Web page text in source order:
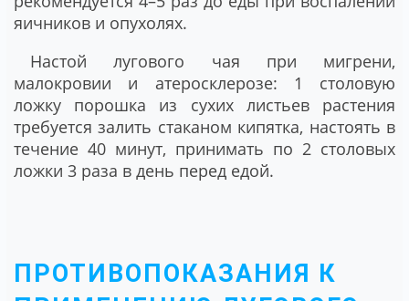
яичников и опухолях.
Настой лугового чая при мигрени,
малокровии и атеросклерозе: 1 столовую
ложку порошка из сухих листьев растения
требуется залить стаканом кипятка, настоять в
течение 40 минут, принимать по 2 столовых
ложки 3 раза в день перед едой.
ПРОТИВОПОКАЗАНИЯ К